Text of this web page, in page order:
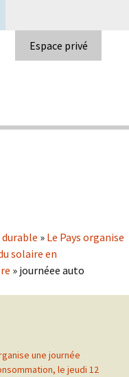
Espace privé
» Le Pays organise
solaire en
» journéee auto
une journée
le jeudi 12